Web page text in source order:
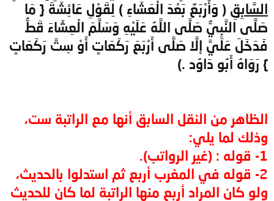
السَّابِقِ ( وَأَرْبَعٌ بَعْدَ الْعَشَاءِ ) لِقَوْلِ عَائِشَةَ { مَا
صَلَّى النَّبِيُّ صَلَّى اللَّهُ عَلَيْهِ وَسَلَّمَ الْعِشَاءَ قَطُّ
فَدَخَلَ عَلَيَّ إلَّا صَلَّى أَرْبَعَ رَكَعَاتٍ أَوْ سِتَّ رَكَعَاتٍ
} رَوَاهُ أَبُو دَاوُد .)
الظاهر من النقل السابق أنها مع الراتبة ست،
وذلك لما يلي:
1- قوله : (غير الرواتب).
2- قوله في المغرب أربع ثم استدلوا بالحديث،
ولو كان المراد أربع منها الراتبة لما كان للحديث